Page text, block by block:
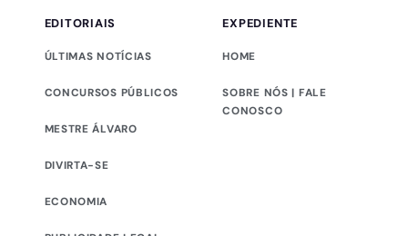
EDITORIAIS
ÚLTIMAS NOTÍCIAS
CONCURSOS PÚBLICOS
MESTRE ÁLVARO
DIVIRTA-SE
ECONOMIA
EXPEDIENTE
HOME
SOBRE NÓS | FALE
CONOSCO